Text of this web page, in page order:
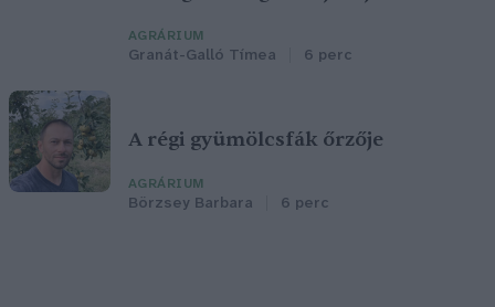
AGRÁRIUM
Granát-Galló Tímea 6 perc
A régi gyümölcsfák őrzője
AGRÁRIUM
Börzsey Barbara 6 perc